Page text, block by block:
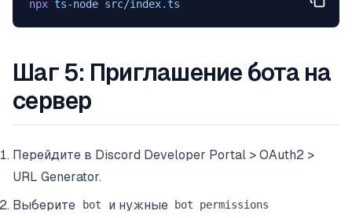
npx ts-node src/index.ts
Шаг 5: Приглашение бота на
сервер
Перейдите в Discord Developer Portal > OAuth2 >
URL Generator.
Выберите
bot и нужные bot permissions